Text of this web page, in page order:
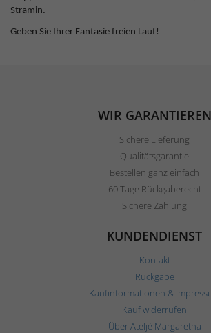
Stramin.
Geben Sie Ihrer Fantasie freien Lauf!
WIR GARANTIEREN
Sichere Lieferung
Qualitätsgarantie
Bestellen ganz einfach
60 Tage Rückgaberecht
Sichere Zahlung
KUNDENDIENST
Kontakt
Rückgabe
Kaufinformationen &
Kauf widerrufen
Über Ateljé Margaretha